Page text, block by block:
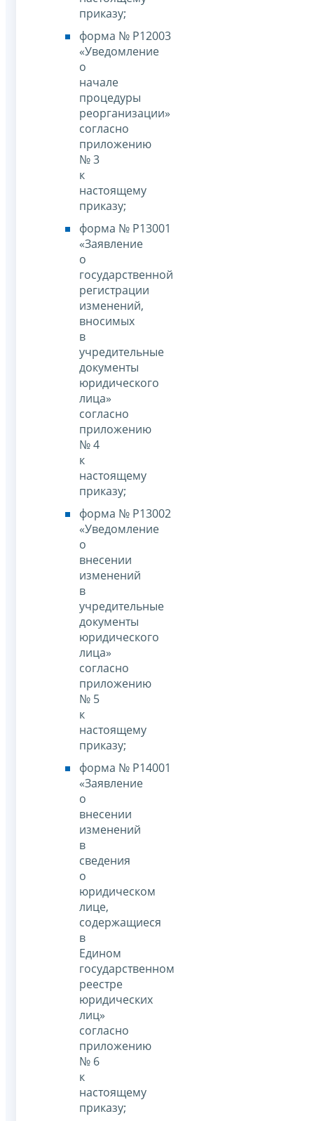
приказу;
форма № Р12003
«Уведомление
о
начале
процедуры
реорганизации»
согласно
приложению
№ 3
к
настоящему
приказу;
форма № Р13001
«Заявление
о
государственной
регистрации
изменений,
вносимых
в
учредительные
документы
юридического
лица»
согласно
приложению
№ 4
к
настоящему
приказу;
форма № Р13002
«Уведомление
о
внесении
изменений
в
учредительные
документы
юридического
лица»
согласно
приложению
№ 5
к
настоящему
приказу;
форма № Р14001
«Заявление
о
внесении
изменений
в
сведения
о
юридическом
лице,
содержащиеся
в
Едином
государственном
реестре
юридических
лиц»
согласно
приложению
№ 6
к
настоящему
приказу;